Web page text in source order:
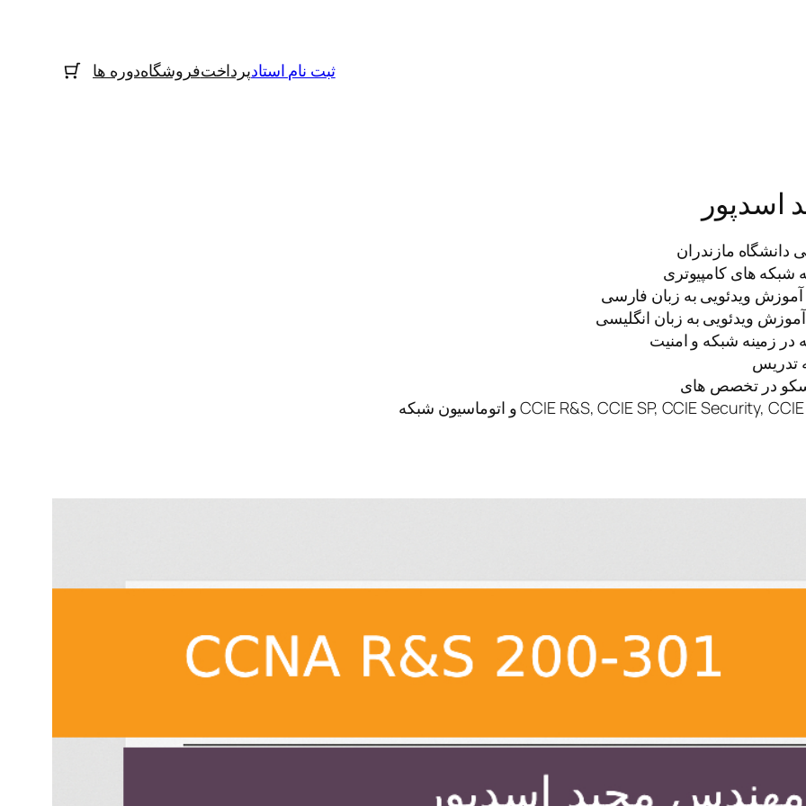
ثبت نام استادپرداختفروشگاهدوره ها
اسدپور
مازندران
در تخصص های